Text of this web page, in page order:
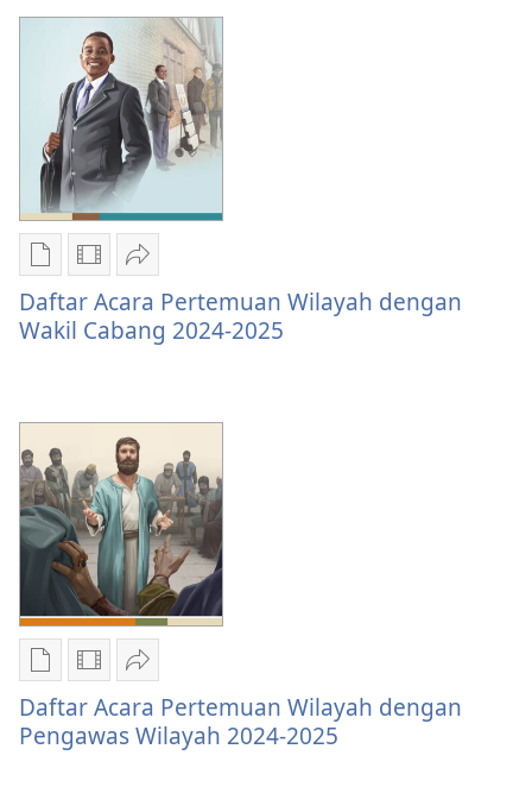
Regional
2025
”Ibadah
Murni”
Regional
2025
”Ibadah
Murni”
”Ibadah
Murni”
Pilihan
download
publikasi
dengan
Wakil
Cabang
2024-
2025
Pilihan
download
video
Wilayah
dengan
Wakil
Cabang
2024-
2025
Bagikan
Daftar
Acara
Pertemuan
Wakil
Cabang
2024-
2025
Daftar Acara Pertemuan Wilayah dengan
Wakil Cabang 2024-2025
Pilihan
download
publikasi
Daftar
Pilihan
download
video
Bagikan
Daftar
Acara
Pertemuan
Daftar Acara Pertemuan Wilayah dengan
Pengawas Wilayah 2024-2025